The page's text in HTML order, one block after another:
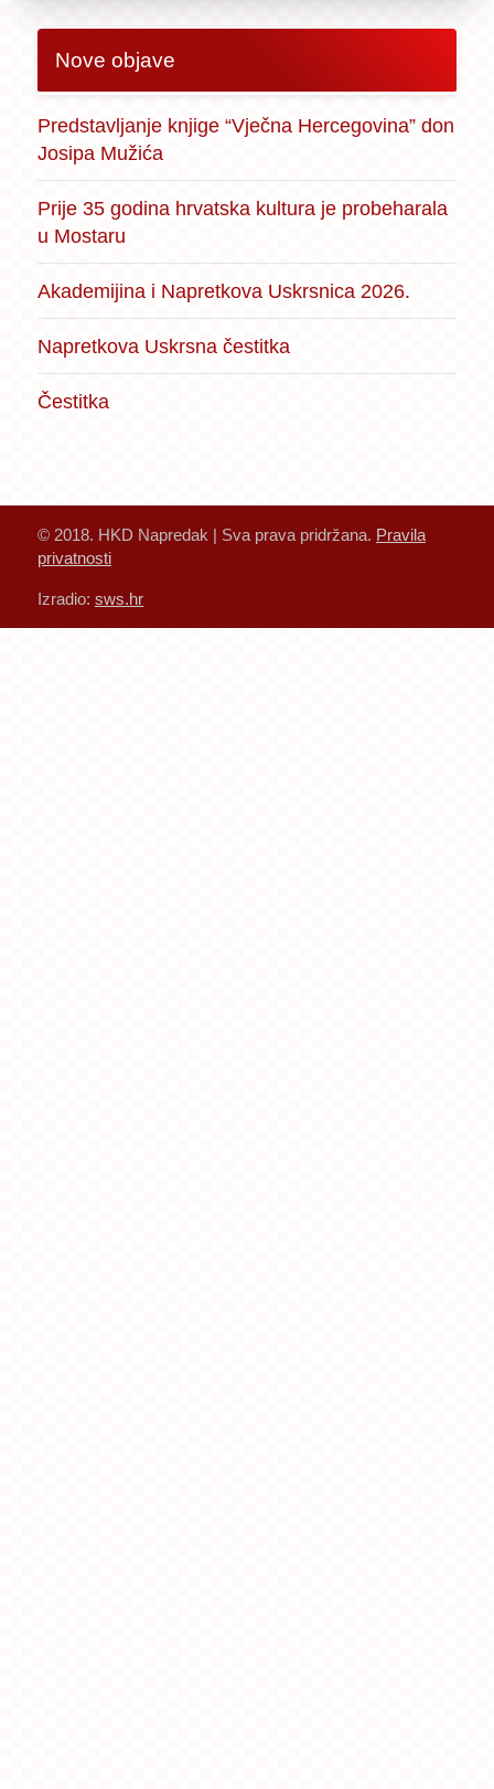
Nove objave
Predstavljanje knjige “Vječna Hercegovina” don
Josipa Mužića
Prije 35 godina hrvatska kultura je probeharala
u Mostaru
Akademijina i Napretkova Uskrsnica 2026.
Napretkova Uskrsna čestitka
Čestitka
© 2018. HKD Napredak | Sva prava pridržana. Pravila
privatnosti
Izradio: sws.hr